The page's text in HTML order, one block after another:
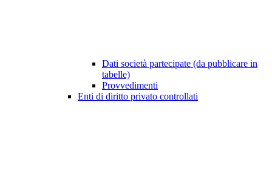
Dati società partecipate (da pubblicare in
tabelle)
Provvedimenti
Enti di diritto privato controllati